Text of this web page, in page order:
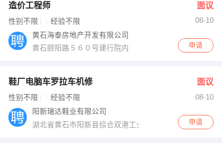
造价工程师 面议
性别不限 经验不限
08-10
黄石海泰房地产开发有限公司
黄石颐阳路５６０号建行院内
申请
鞋厂电脑车罗拉车机修 面议
性别不限 经验不限
08-10
阳新瑞达鞋业有限公司
湖北省黄石市阳新县综合双港工业园区（麦科隆工业区）
申请